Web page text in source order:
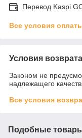
Перевод Kaspi
Все условия
Условия возврата
Законом не
надлежащего
Все условия
Подобные